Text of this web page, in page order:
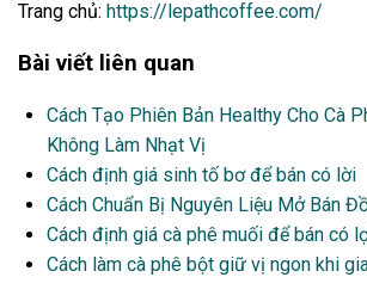
Trang chủ: https://lepathcoffee.com/
Bài viết liên quan
Cách Tạo Phiên Bản Healthy Cho Cà
Không Làm Nhạt Vị
Cách định giá sinh tố bơ để bán có lời
Cách Chuẩn Bị Nguyên Liệu Mở Bán
Cách định giá cà phê muối để bán có
Cách làm cà phê bột giữ vị ngon khi